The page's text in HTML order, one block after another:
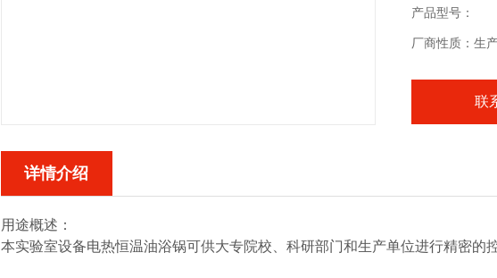
产品型号：
厂商性质：生
联
详情介绍
用途概述：
本实验室设备电热恒温油浴锅可供大专院校、科研部门和生产单位进行精密的